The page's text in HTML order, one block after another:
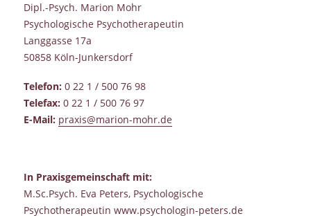
Dipl.-Psych. Marion Mohr
Psychologische Psychotherapeutin
Langgasse 17a
50858 Köln-Junkersdorf
Telefon: 0 22 1 / 500 76 98
Telefax: 0 22 1 / 500 76 97
E-Mail: praxis@marion-mohr.de
In Praxisgemeinschaft mit:
M.Sc.Psych. Eva Peters, Psychologische
Psychotherapeutinwww.psychologin-peters.de